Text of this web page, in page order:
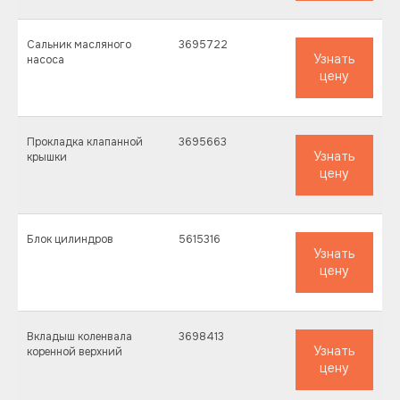
Сальник масляного
насоса
3695722
Узнать
цену
Прокладка клапанной
крышки
3695663
Узнать
цену
Блок цилиндров 5615316
Узнать
цену
Вкладыш коленвала
коренной верхний
3698413
Узнать
цену